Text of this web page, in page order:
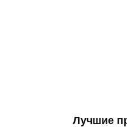
Лучшие